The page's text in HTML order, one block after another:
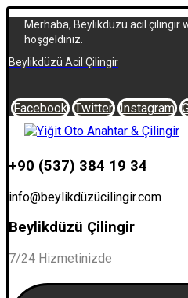
Merhaba, Beylikdüzü acil çilingir
hoşgeldiniz.
Beylikdüzü Acil Çilingir
Facebook Twitter Instagram
+90 (537) 384 19 34
info@beylikdüzücilingir.com
Beylikdüzü Çilingir
7/24 Hizmetinizde